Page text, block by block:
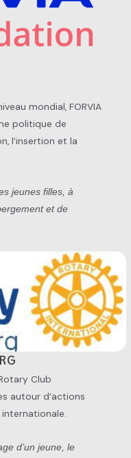
mondial, FORVIA
politique de
l’insertion et la
jeunes filles, à
et de
Club
autour d’actions
d’un jeune, le